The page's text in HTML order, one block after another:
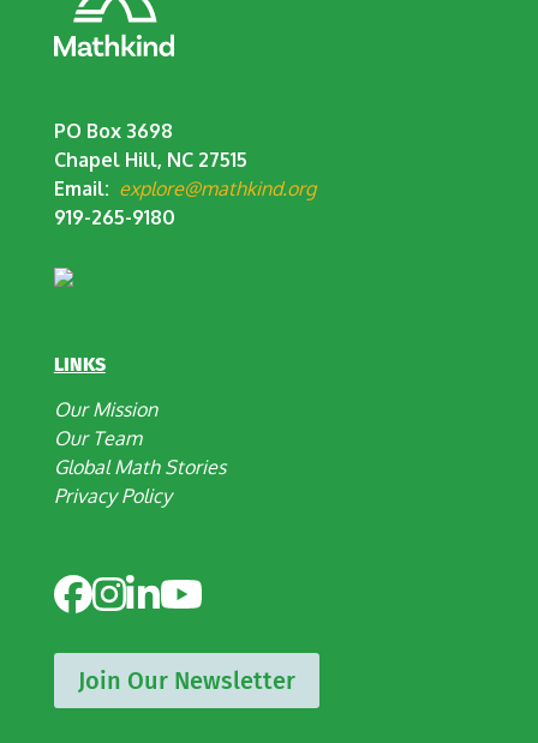
PO Box 3698
Chapel Hill, NC 27515
Email: explore@mathkind.org
919-265-9180
LINKS
Our Mission
Our Team
Global Math Stories
Privacy Policy
Join Our Newsletter